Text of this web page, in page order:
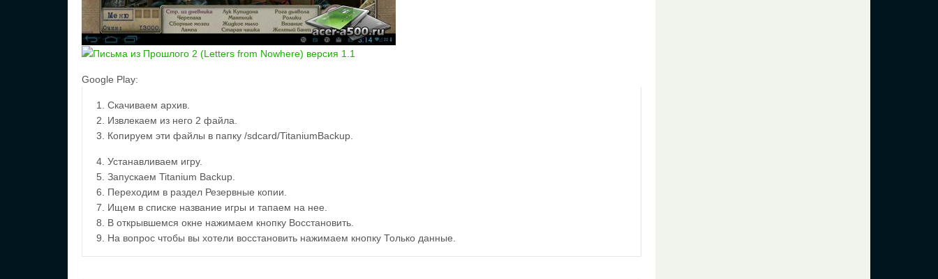
Google Play:
1. Скачиваем архив.
2. Извлекаем из него 2 файла.
3. Копируем эти файлы в папку /sdcard/TitaniumBackup.
4. Устанавливаем игру.
5. Запускаем Titanium Backup.
6. Переходим в раздел Резервные копии.
7. Ищем в списке название игры и тапаем на нее.
8. В открывшемся окне нажимаем кнопку Восстановить.
9. На вопрос чтобы вы хотели восстановить нажимаем кнопку Только данные.